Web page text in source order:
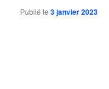
Publié le3 janvier 2023